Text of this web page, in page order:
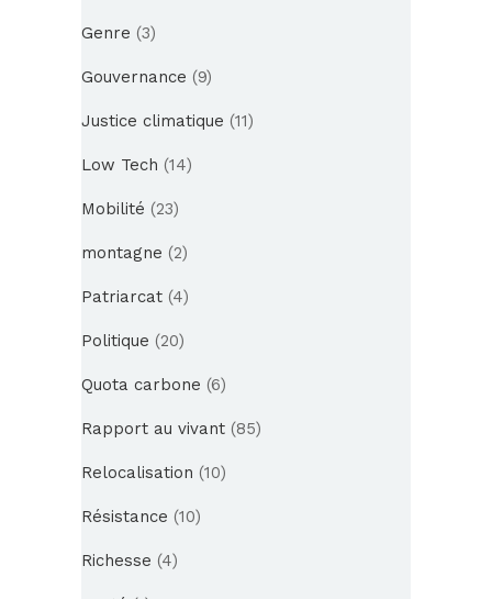
Genre (3)
Gouvernance (9)
Justice climatique (11)
Low Tech (14)
Mobilité (23)
montagne (2)
Patriarcat (4)
Politique (20)
Quota carbone (6)
Rapport au vivant (85)
Relocalisation (10)
Résistance (10)
Richesse (4)